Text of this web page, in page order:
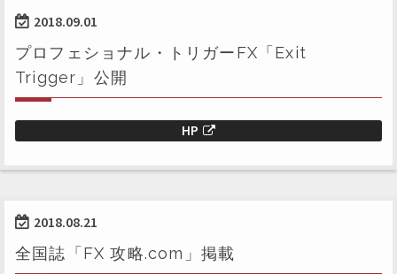
2018.09.01
プロフェショナル・トリガーFX「Exit
Trigger」公開
HP
2018.08.21
全国誌「FX 攻略.com」掲載